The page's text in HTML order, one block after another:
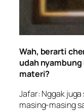
Wah, berarti
udah
materi?
Jafar: Nggak
masing-masing